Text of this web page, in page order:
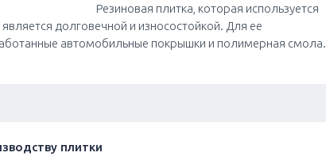
Резиновая плитка, которая используется
долговечной и износостойкой. Для ее
автомобильные покрышки и полимерная смола.
плитки